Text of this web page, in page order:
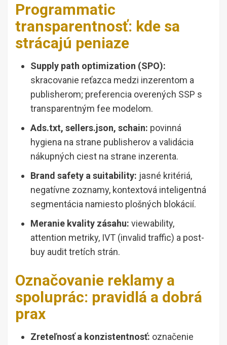
Programmatic
transparentnosť: kde sa
strácajú peniaze
Supply path optimization (SPO):
skracovanie reťazca medzi inzerentom a
publisherom; preferencia overených SSP s
transparentným fee modelom.
Ads.txt, sellers.json, schain: povinná
hygiena na strane publisherov a validácia
nákupných ciest na strane inzerenta.
Brand safety a suitability: jasné kritériá,
negatívne zoznamy, kontextová inteligentná
segmentácia namiesto plošných blokácií.
Meranie kvality zásahu: viewability,
attention metriky, IVT (invalid traffic) a post-
buy audit tretích strán.
Označovanie reklamy a
spoluprác: pravidlá a dobrá
prax
Zreteľnosť a konzistentnosť: označenie